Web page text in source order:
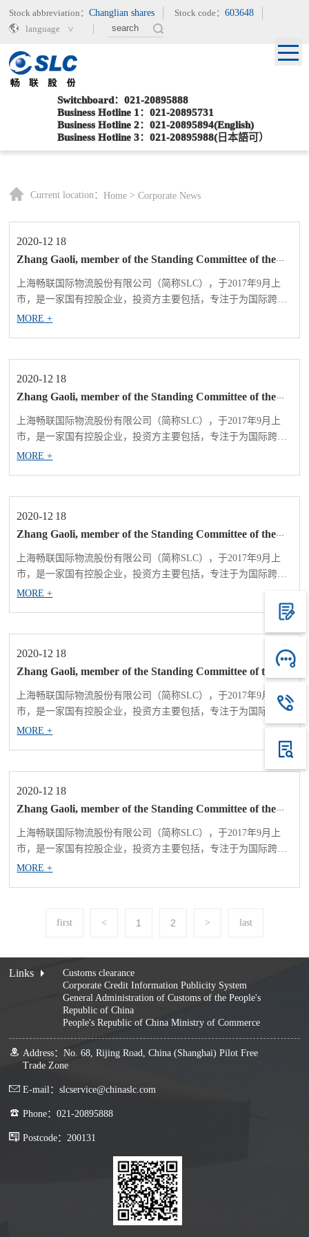
Stock abbreviation：Changlian shares Stock code：603648
language
Switchboard：021-20895888
Business Hotline 1：021-20895731
Business Hotline 2：021-20895894(English)
Business Hotline 3：021-20895988(日本語可）
Current location：Home >Corporate News
2020-12 18
Zhang Gaoli, member of the Standing Committee of the
Premier of the State Council, visited Changlian Logistics
for inspection and investigation
上海畅联国际物流股份有限公司（简称SLC），于2017年9月上
市，是一家国有控股企业，投资方主要包括，专注于为国际跨国
企业提供精益供应链管理服务。在供应链中各环节依据准确、及
之配套的口岸通关、仓储管理、货物配送...
MORE +
2020-12 18
Zhang Gaoli, member of the Standing Committee of the
Premier of the State Council, visited Changlian Logistics
for inspection and investigation
上海畅联国际物流股份有限公司（简称SLC），于2017年9月上
市，是一家国有控股企业，投资方主要包括，专注于为国际跨国
企业提供精益供应链管理服务。在供应链中各环节依据准确、及
之配套的口岸通关、仓储管理、货物配送...
MORE +
2020-12 18
Zhang Gaoli, member of the Standing Committee of the
Premier of the State Council, visited Changlian Logistics
for inspection and investigation
上海畅联国际物流股份有限公司（简称SLC），于2017年9月上
市，是一家国有控股企业，投资方主要包括，专注于为国际跨国
企业提供精益供应链管理服务。在供应链中各环节依据准确、及
时和个性化的物联网和信息技术服务为企业供应链中的采购、生
产、销售等环节提供供应链综合管理方案的设计与实施，以及与
之配套的口岸通关、仓储管理、货物配送...
MORE +
2020-12 18
Zhang Gaoli, member of the Standing Committee of the
Premier of the State Council, visited Changlian Logistics
for inspection and investigation
上海畅联国际物流股份有限公司（简称SLC），于2017年9月上
市，是一家国有控股企业，投资方主要包括，专注于为国际跨国
企业提供精益供应链管理服务。在供应链中各环节依据准确、及
时和个性化的物联网和信息技术服务为企业供应链中的采购、生
产、销售等环节提供供应链综合管理方案的设计与实施，以及与
之配套的口岸通关、仓储管理、货物配送...
MORE +
2020-12 18
Zhang Gaoli, member of the Standing Committee of the
Premier of the State Council, visited Changlian Logistics
for inspection and investigation
上海畅联国际物流股份有限公司（简称SLC），于2017年9月上
市，是一家国有控股企业，投资方主要包括，专注于为国际跨国
企业提供精益供应链管理服务。在供应链中各环节依据准确、及
MORE +
first < 1 2 > last
Links
Customs clearance
Corporate Credit Information Publicity System
General Administration of Customs of the People's
Republic of China
People's Republic of China Ministry of Commerce
Address：No. 68, Rijing Road, China (Shanghai) Pilot Free
Trade Zone
E-mail：slcservice@chinaslc.com
Phone：021-20895888
Postcode：200131